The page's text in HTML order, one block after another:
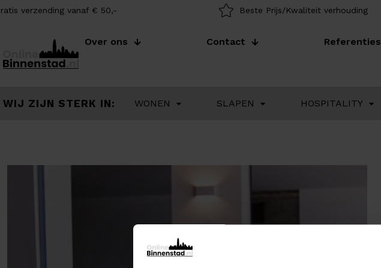
verzending vanaf € 50,- Beste Prijs/Kwaliteit verhouding
Over ons Contact Referenties
WIJ ZIJN STERK IN: WONEN SLAPEN HOSPITALITY